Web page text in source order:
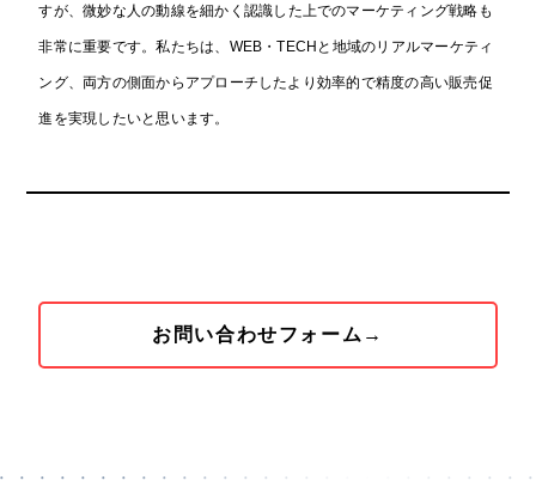
すが、微妙な人の動線を細かく認識した上でのマーケティング戦略も
非常に重要です。私たちは、WEB・TECHと地域のリアルマーケティ
ング、両方の側面からアプローチしたより効率的で精度の高い販売促
進を実現したいと思います。
お問い合わせフォーム→